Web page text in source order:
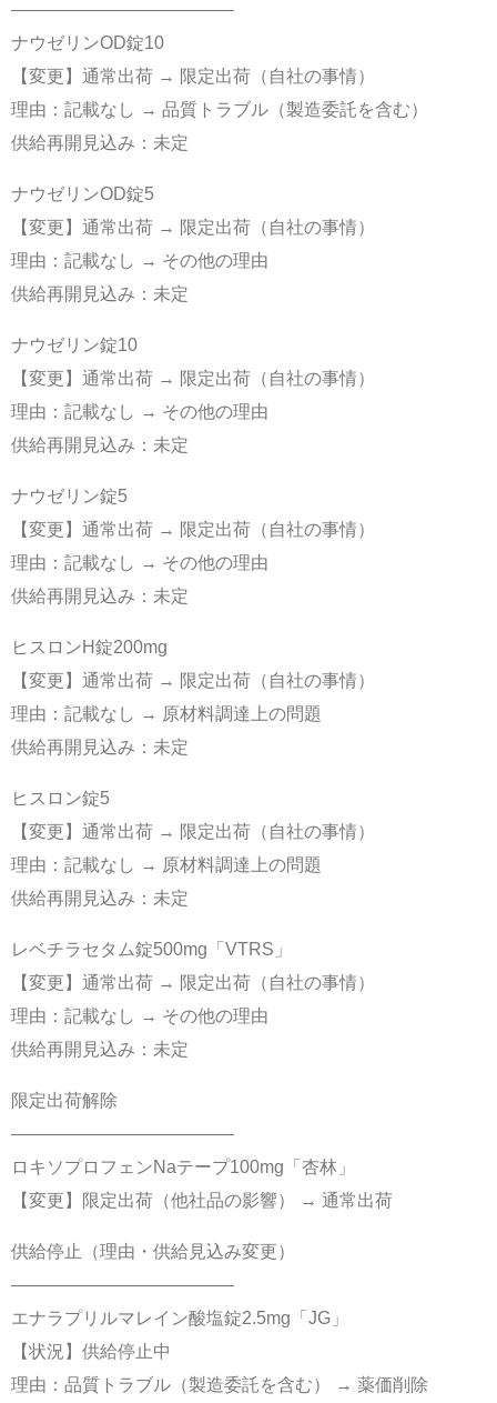
————————————–
ナウゼリンOD錠10
【変更】通常出荷 → 限定出荷（自社の事情）
理由：記載なし → 品質トラブル（製造委託を含む）
供給再開見込み：未定
ナウゼリンOD錠5
【変更】通常出荷 → 限定出荷（自社の事情）
理由：記載なし → その他の理由
供給再開見込み：未定
ナウゼリン錠10
【変更】通常出荷 → 限定出荷（自社の事情）
理由：記載なし → その他の理由
供給再開見込み：未定
ナウゼリン錠5
【変更】通常出荷 → 限定出荷（自社の事情）
理由：記載なし → その他の理由
供給再開見込み：未定
ヒスロンH錠200mg
【変更】通常出荷 → 限定出荷（自社の事情）
理由：記載なし → 原材料調達上の問題
供給再開見込み：未定
ヒスロン錠5
【変更】通常出荷 → 限定出荷（自社の事情）
理由：記載なし → 原材料調達上の問題
供給再開見込み：未定
レベチラセタム錠500mg「VTRS」
【変更】通常出荷 → 限定出荷（自社の事情）
理由：記載なし → その他の理由
供給再開見込み：未定
限定出荷解除
————————————–
ロキソプロフェンNaテープ100mg「杏林」
【変更】限定出荷（他社品の影響） → 通常出荷
供給停止（理由・供給見込み変更）
————————————–
エナラプリルマレイン酸塩錠2.5mg「JG」
【状況】供給停止中
理由：品質トラブル（製造委託を含む） → 薬価削除